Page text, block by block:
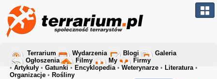
Terrarium Wydarzenia Blogi
Galeria
Ogłoszenia
Filmy My
Firmy
• Artykuły • Gatunki • Encyklopedia• Weterynarze • Literatura•
Organizacje • Rośliny